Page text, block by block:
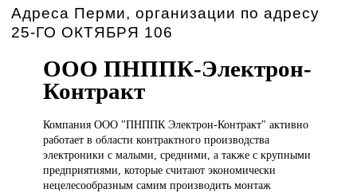
Адреса Перми, организации по адресу
25-ГО ОКТЯБРЯ 106
ООО ПНППК-Электрон-
Контракт
Компания ООО "ПНППК Электрон-Контракт" активно
работает в области контрактного производства
электроники с малыми, средними, а также с крупными
предприятиями, которые считают экономически
нецелесообразным самим производить монтаж